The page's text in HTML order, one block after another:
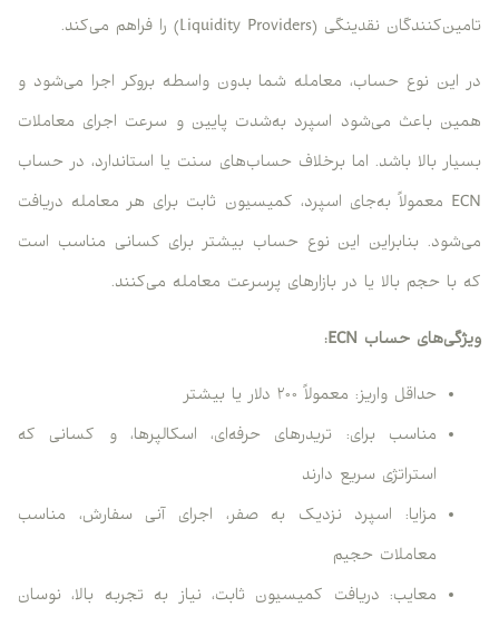
تامین‌کنندگان نقدینگی (Liquidity Providers) را فراهم می‌کند.
در این نوع حساب، معامله شما بدون واسطه بروکر اجرا می‌شود و
همین باعث می‌شود اسپرد به‌شدت پایین و سرعت اجرای معاملات
بسیار بالا باشد. اما برخلاف حساب‌های سنت یا استاندارد، در حساب
ECN معمولاً به‌جای اسپرد، کمیسیون ثابت برای هر معامله دریافت
می‌شود. بنابراین این نوع حساب بیشتر برای کسانی مناسب است
که با حجم بالا یا در بازارهای پرسرعت معامله می‌کنند.
ویژگی‌های حساب ECN:
حداقل واریز: معمولاً ۲۰۰ دلار یا بیشتر
مناسب برای: تریدرهای حرفه‌ای، اسکالپرها، و کسانی که
استراتژی سریع دارند
مزایا: اسپرد نزدیک به صفر، اجرای آنی سفارش، مناسب
معاملات حجیم
معایب: دریافت کمیسیون ثابت، نیاز به تجربه بالا، نوسان